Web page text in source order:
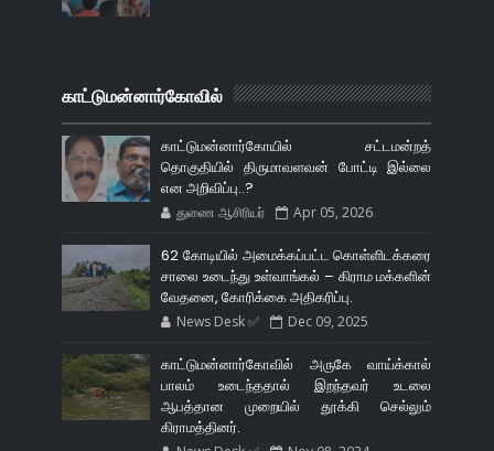
காட்டுமன்னார்கோவில்
காட்டுமன்னார்கோயில் சட்டமன்றத்
தொகுதியில் திருமாவளவன் போட்டி இல்லை
என அறிவிப்பு..?
துணை ஆசிரியர் Apr 05, 2026
62 கோடியில் அமைக்கப்பட்ட கொள்ளிடக்கரை
சாலை உடைந்து உள்வாங்கல் – கிராம மக்களின்
வேதனை, கோரிக்கை அதிகரிப்பு.
News Desk ✅ Dec 09, 2025
காட்டுமன்னார்கோவில் அருகே வாய்க்கால்
பாலம் உடைந்ததால் இறந்தவர் உடலை
ஆபத்தான முறையில் தூக்கி செல்லும்
கிராமத்தினர்.